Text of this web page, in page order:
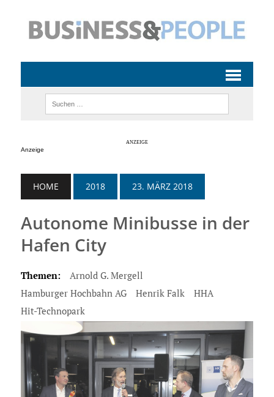
Anzeige
HOME 2018 23. MÄRZ 2018
Autonome Minibusse in der
Hafen City
Themen:
Arnold G. Mergell
Hamburger Hochbahn AG
Henrik Falk
HHA
Hit-Technopark